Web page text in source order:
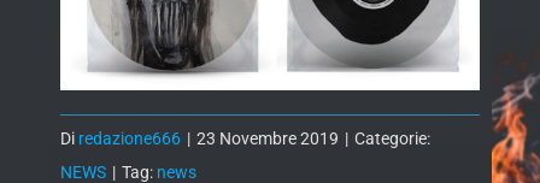
Di redazione666 | 23 Novembre 2019 | Categorie:
NEWS | Tag: news